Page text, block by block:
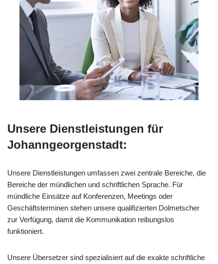
Unsere Dienstleistungen für
Johanngeorgenstadt:
Unsere Dienstleistungen umfassen zwei zentrale Bereiche, die
Bereiche der mündlichen und schriftlichen Sprache. Für
mündliche Einsätze auf Konferenzen, Meetings oder
Geschäftsterminen stehen unsere qualifizierten Dolmetscher
zur Verfügung, damit die Kommunikation reibungslos
funktioniert.
Unsere Übersetzer sind spezialisiert auf die exakte schriftliche